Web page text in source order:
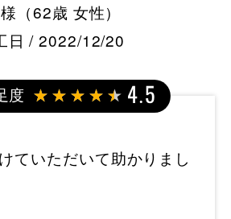
（62歳 女性）
日 / 2022/12/20
度 4.5
ていただいて助かりまし